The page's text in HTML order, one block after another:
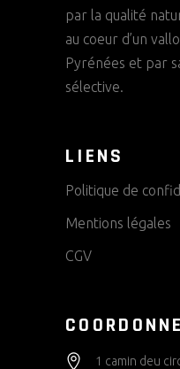
par la qualité
au coeur d’un
Pyrénées et par
sélective.
LIENS
Politique de
Mentions légales
CGV
1 camin deu